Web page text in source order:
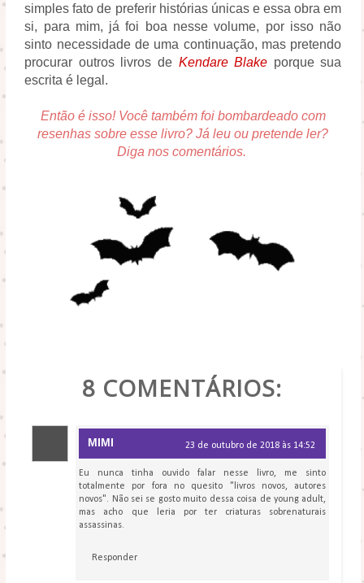
simples fato de preferir histórias únicas e essa obra em
si, para mim, já foi boa nesse volume, por isso não
sinto necessidade de uma continuação, mas pretendo
procurar outros livros de Kendare Blake porque sua
escrita é legal.
Então é isso! Você também foi bombardeado com
resenhas sobre esse livro? Já leu ou pretende ler?
Diga nos comentários.
8 COMENTÁRIOS:
MIMI 23 de outubro de 2018 às 14:52
Eu nunca tinha ouvido falar nesse livro, me sinto
totalmente por fora no quesito "livros novos, autores
novos". Não sei se gosto muito dessa coisa de young adult,
mas acho que leria por ter criaturas sobrenaturais
assassinas.
Responder